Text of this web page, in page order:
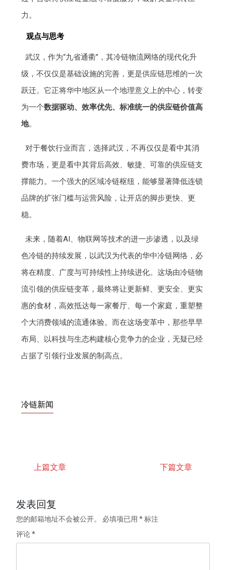
力。
观点与思考
武汉，作为“九省通衢”，其冷链物流网络的现代化升
级，不仅仅是基础设施的完善，更是供应链思维的一次
跃迁。它正将华中地区从一个地理意义上的中心，转变
为一个数据驱动、效率优先、标准统一的供应链价值高
地。
对于餐饮行业而言，选择武汉，不再仅仅是看中其消
费市场，更是看中其背后高效、敏捷、可靠的供应链支
撑能力。一个强大的区域冷链枢纽，能够显著降低连锁
品牌的扩张门槛与运营风险，让开店的脚步更快、更
稳。
未来，随着AI、物联网等技术的进一步渗透，以及绿
色冷链的持续发展，以武汉为代表的华中冷链网络，必
将在精度、广度与可持续性上持续进化。这场由冷链物
流引领的供应链变革，最终将让更新鲜、更安全、更实
惠的食材，高效抵达每一家餐厅、每一个家庭，重塑整
个大消费领域的流通体验。而在这场变革中，那些早早
布局、以科技与生态构建核心竞争力的企业，无疑已经
占据了引领行业发展的制高点。
冷链新闻
上篇文章 下篇文章
发表回复
您的邮箱地址不会被公开。 必填项已用*标注
评论*